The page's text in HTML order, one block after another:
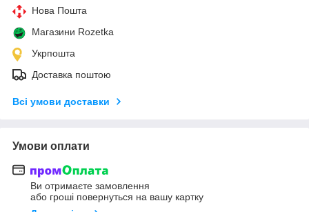
Нова Пошта
Магазини Rozetka
Укрпошта
Доставка поштою
Всі умови доставки
Умови оплати
Ви отримаєте замовлення
або гроші повернуться на вашу картку